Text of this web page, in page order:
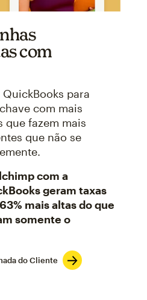
com
para
com mais
que fazem mais
que não se
com a
geram taxas
mais altas do que
somente o
do Cliente